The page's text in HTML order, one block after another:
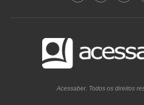
Acessaber. Todos os direitos